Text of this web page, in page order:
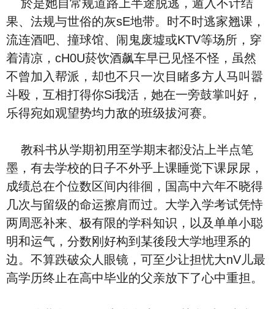
於是她自常规道路上半途脱逃，遁入不计结
果、法规与世俗的灰sE地带。时不时逃家翘课，
流连酒吧、撞球馆、闹鬼废墟或KTV等场所，穿
着清凉，cH0U菸饮酒飙车早已见怪不怪，虽然
不曾加入帮派，却也不只一次目睹多方人马叫嚣
斗殴，互相打得你Si我活，她在一旁鼓掌叫好，
乐得宛如观望势均力敌的班级拔河赛。
教科书从学期初用至学期末都没沾上半点笔
墨，有去学校的日子不外乎上课睡觉下课尿尿，
成绩总在个位数区间内徘徊，国高中六年不晓得
几次与留级的命运擦肩而过。大学入学考试凭恃
两周恶补来、极有限的学科知识，以及单单小聪
明和运气，分数刚好构到某後段大学地理系的
边。不算跌破众人眼镜，可至少让担忧大nV儿最
高学历终止在高中毕业的父亲放下了心中重担。